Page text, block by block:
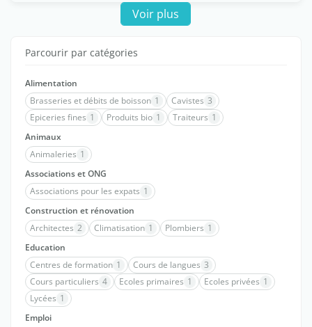
Voir plus
Parcourir par catégories
Alimentation
Brasseries et débits de boisson 1 Cavistes 3
Epiceries fines 1 Produits bio 1 Traiteurs 1
Animaux
Animaleries 1
Associations et ONG
Associations pour les expats 1
Construction et rénovation
Architectes 2 Climatisation 1 Plombiers 1
Education
Centres de formation 1 Cours de langues 3
Cours particuliers 4 Ecoles primaires 1 Ecoles privées 1
Lycées 1
Emploi